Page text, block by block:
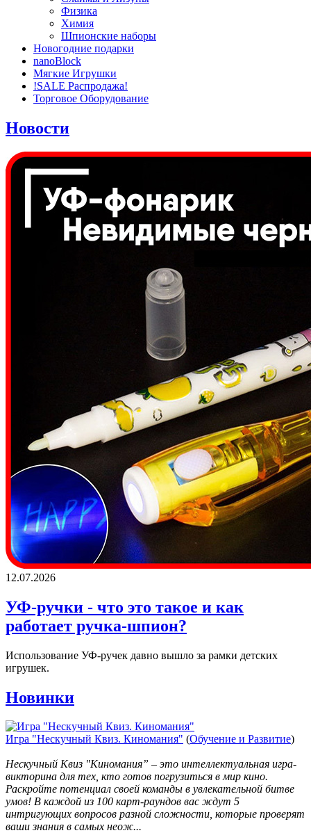
Физика
Химия
Шпионские наборы
Новогодние подарки
nanoBlock
Мягкие Игрушки
!SALE Распродажа!
Торговое Оборудование
Новости
12.07.2026
УФ-ручки - что это такое и как
работает ручка-шпион?
Использование УФ-ручек давно вышло за рамки детских
игрушек.
Новинки
Игра "Нескучный Квиз. Киномания" (Обучение и Развитие)
Нескучный Квиз "Киномания” – это интеллектуальная игра-
викторина для тех, кто готов погрузиться в мир кино.
Раскройте потенциал своей команды в увлекательной битве
умов! В каждой из 100 карт-раундов вас ждут 5
интригующих вопросов разной сложности, которые проверят
ваши знания в самых неож...